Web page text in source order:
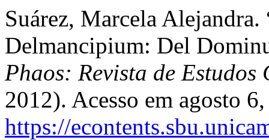
Suárez, Marcela
Delmancipium: Del
Phaos: Revista de Estudos
2012). Acesso em agosto
https://